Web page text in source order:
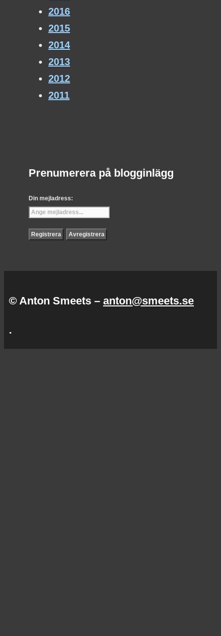
2016
2015
2014
2013
2012
2011
Prenumerera på blogginlägg
Din mejladress:
© Anton Smeets – anton@smeets.se
.